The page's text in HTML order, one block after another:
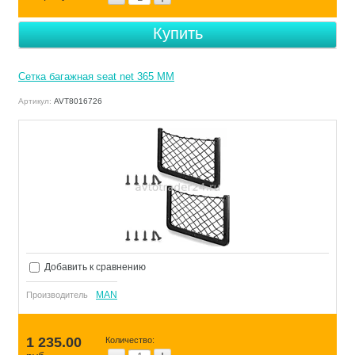
Угол кабины правый
Угол кабины левый
Коллектор выпускной
Клапан тормозной системы
Купить
Сетка багажная seat net 365 MM
Артикул: AVT8016726
Добавить к сравнению
Производитель MAN
1 235.00 Количество: